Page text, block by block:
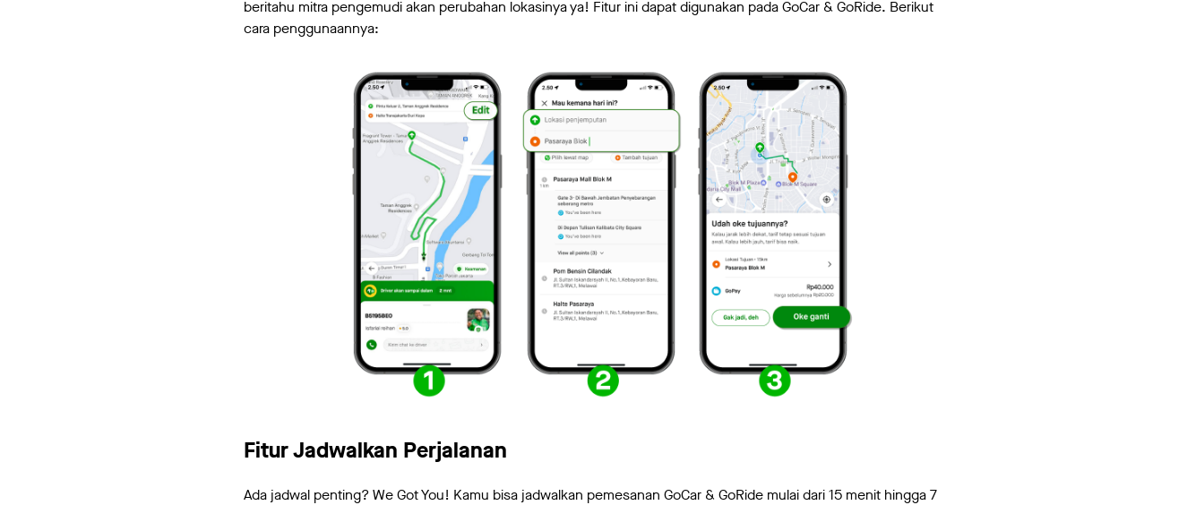
beritahu mitra pengemudi akan perubahan lokasinya ya! Fitur ini dapat digunakan pada GoCar & GoRide. Berikut
cara penggunaannya:
Fitur Jadwalkan Perjalanan
Ada jadwal penting? We Got You! Kamu bisa jadwalkan pemesanan GoCar & GoRide mulai dari 15 menit hingga 7